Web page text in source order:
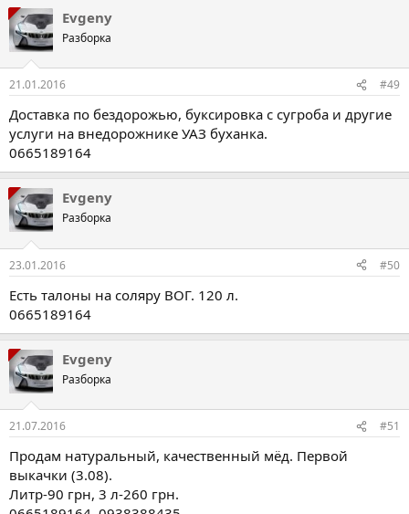
Evgeny
Разборка
21.01.2016 #49
Доставка по бездорожью, буксировка с сугроба и другие
услуги на внедорожнике УАЗ буханка.
0665189164
Evgeny
Разборка
23.01.2016 #50
Есть талоны на соляру ВОГ. 120 л.
0665189164
Evgeny
Разборка
21.07.2016 #51
Продам натуральный, качественный мёд. Первой
выкачки (3.08).
Литр-90 грн, 3 л-260 грн.